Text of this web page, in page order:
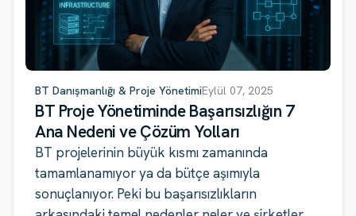
BT Danışmanlığı & Proje YönetimiEylül 07, 2025
BT Proje Yönetiminde Başarısızlığın 7
Ana Nedeni ve Çözüm Yolları
BT projelerinin büyük kısmı zamanında
tamamlanamıyor ya da bütçe aşımıyla
sonuçlanıyor. Peki bu başarısızlıkların